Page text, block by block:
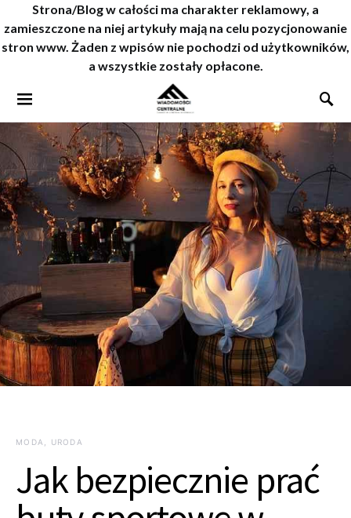
Strona/Blog w całości ma charakter reklamowy, a
zamieszczone na niej artykuły mają na celu pozycjonowanie
stron www. Żaden z wpisów nie pochodzi od użytkowników,
a wszystkie zostały opłacone.
MODA, URODA
Jak bezpiecznie prać